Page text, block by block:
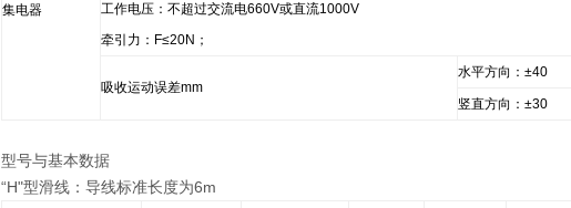
集电器
工作电压：不超过交流电660V或直流1000V
牵引力：F≤20N；
吸收运动误差mm
水平方向：±40
竖直方向：±30
型号与基本数据
“H"型滑线：导线标准长度为6m